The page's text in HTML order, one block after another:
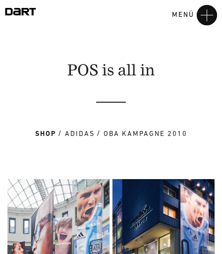
MENÜ
POS is all in
SHOP ADIDAS OBA KAMPAGNE 2010